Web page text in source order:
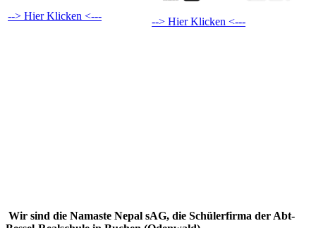
--> Hier Klicken <--- --> Hier Klicken <---
Wir sind die Namaste Nepal sAG, die Schülerfirma der Abt-